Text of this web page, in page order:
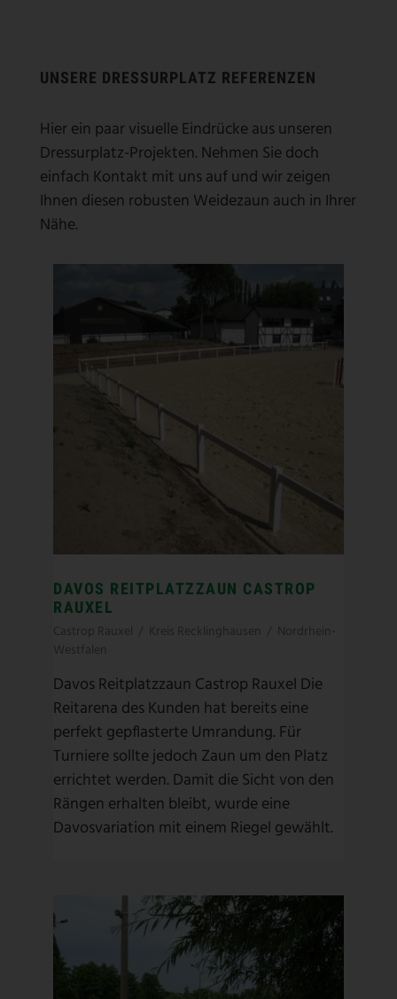
UNSERE DRESSURPLATZ REFERENZEN
Hier ein paar visuelle Eindrücke aus unseren
Dressurplatz-Projekten. Nehmen Sie doch
einfach Kontakt mit uns auf und wir zeigen
Ihnen diesen robusten Weidezaun auch in Ihrer
Nähe.
DAVOS REITPLATZZAUN CASTROP
RAUXEL
Castrop Rauxel Kreis Recklinghausen
Nordrhein-
Westfalen
Davos Reitplatzzaun Castrop Rauxel Die
Reitarena des Kunden hat bereits eine
perfekt gepflasterte Umrandung. Für
Turniere sollte jedoch Zaun um den Platz
errichtet werden. Damit die Sicht von den
Rängen erhalten bleibt, wurde eine
Davosvariation mit einem Riegel gewählt.